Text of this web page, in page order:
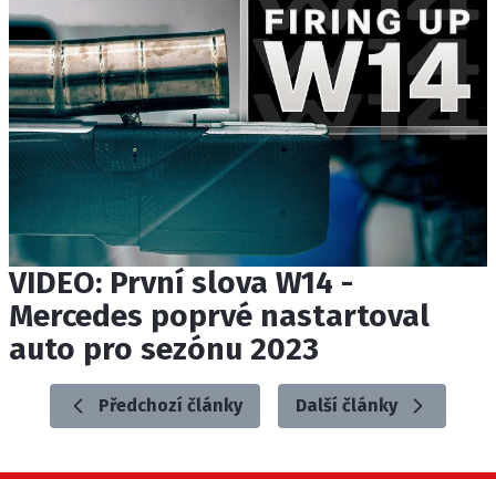
VIDEO: První slova W14 -
Mercedes poprvé nastartoval
auto pro sezónu 2023
Předchozí články Další články